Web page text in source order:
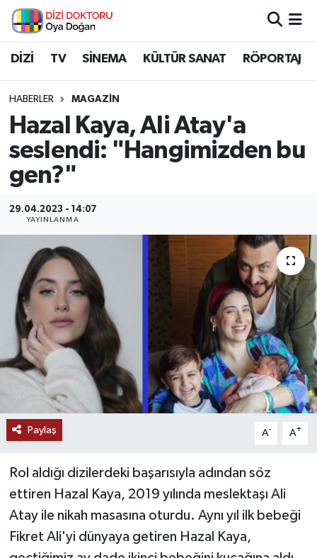
DİZİ TV SİNEMA KÜLTÜR SANAT RÖPORTAJ
HABERLER MAGAZİN
Hazal Kaya, Ali Atay'a
seslendi: "Hangimizden bu
gen?"
29.04.2023 - 14:07
YAYINLANMA
Paylaş A- A+
Rol aldığı dizilerdeki başarısıyla adından söz
ettiren Hazal Kaya, 2019 yılında meslektaşı Ali
Atay ile nikah masasına oturdu. Aynı yıl ilk bebeği
Fikret Ali'yi dünyaya getiren Hazal Kaya,
İstanbul Nöbetçi Eczaneler
İstanbul Namaz Vakitleri
İstanbul Trafik Yoğunluk Haritası
Tüm Manşetler
Son Dakika Haberleri
Haber Arşivi